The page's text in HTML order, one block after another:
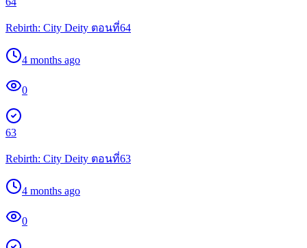
Rebirth: City Deity ตอนที่64
4 months ago
0
63
Rebirth: City Deity ตอนที่63
4 months ago
0